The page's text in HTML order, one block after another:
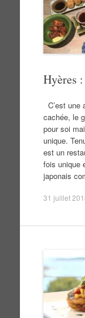
Hyères
C’est une
cachée, le
pour soi
unique.
est un
fois unique
japonais
31 juillet